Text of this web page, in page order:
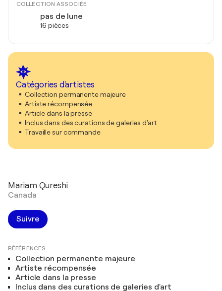
COLLECTION ASSOCIÉE
pas de lune
16 pièces
Catégories d'artistes
Collection permanente majeure
Artiste récompensée
Article dans la presse
Inclus dans des curations de galeries d'art
Travaille sur commande
Mariam Qureshi
Canada
Suivre
RÉFÉRENCES
Collection permanente majeure
Artiste récompensée
Article dans la presse
Inclus dans des curations de galeries d'art